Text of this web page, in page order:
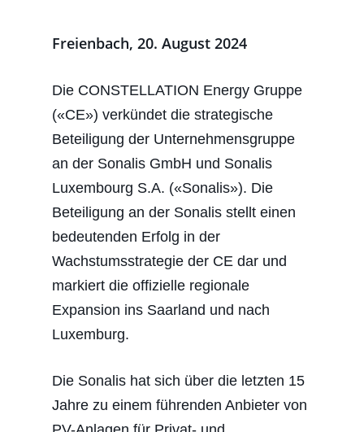
Freienbach, 20. August 2024
Die CONSTELLATION Energy Gruppe
(«CE») verkündet die strategische
Beteiligung der Unternehmensgruppe
an der Sonalis GmbH und Sonalis
Luxembourg S.A. («Sonalis»). Die
Beteiligung an der Sonalis stellt einen
bedeutenden Erfolg in der
Wachstumsstrategie der CE dar und
markiert die offizielle regionale
Expansion ins Saarland und nach
Luxemburg.
Die Sonalis hat sich über die letzten 15
Jahre zu einem führenden Anbieter von